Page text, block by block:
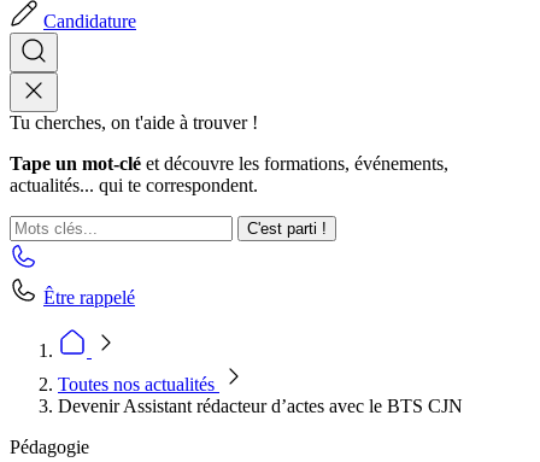
Candidature
Tu cherches, on t'aide à trouver !
Tape un mot-clé et découvre les formations, événements,
actualités... qui te correspondent.
C'est parti !
Être rappelé
Toutes nos actualités
Devenir Assistant rédacteur d’actes avec le BTS CJN
Pédagogie